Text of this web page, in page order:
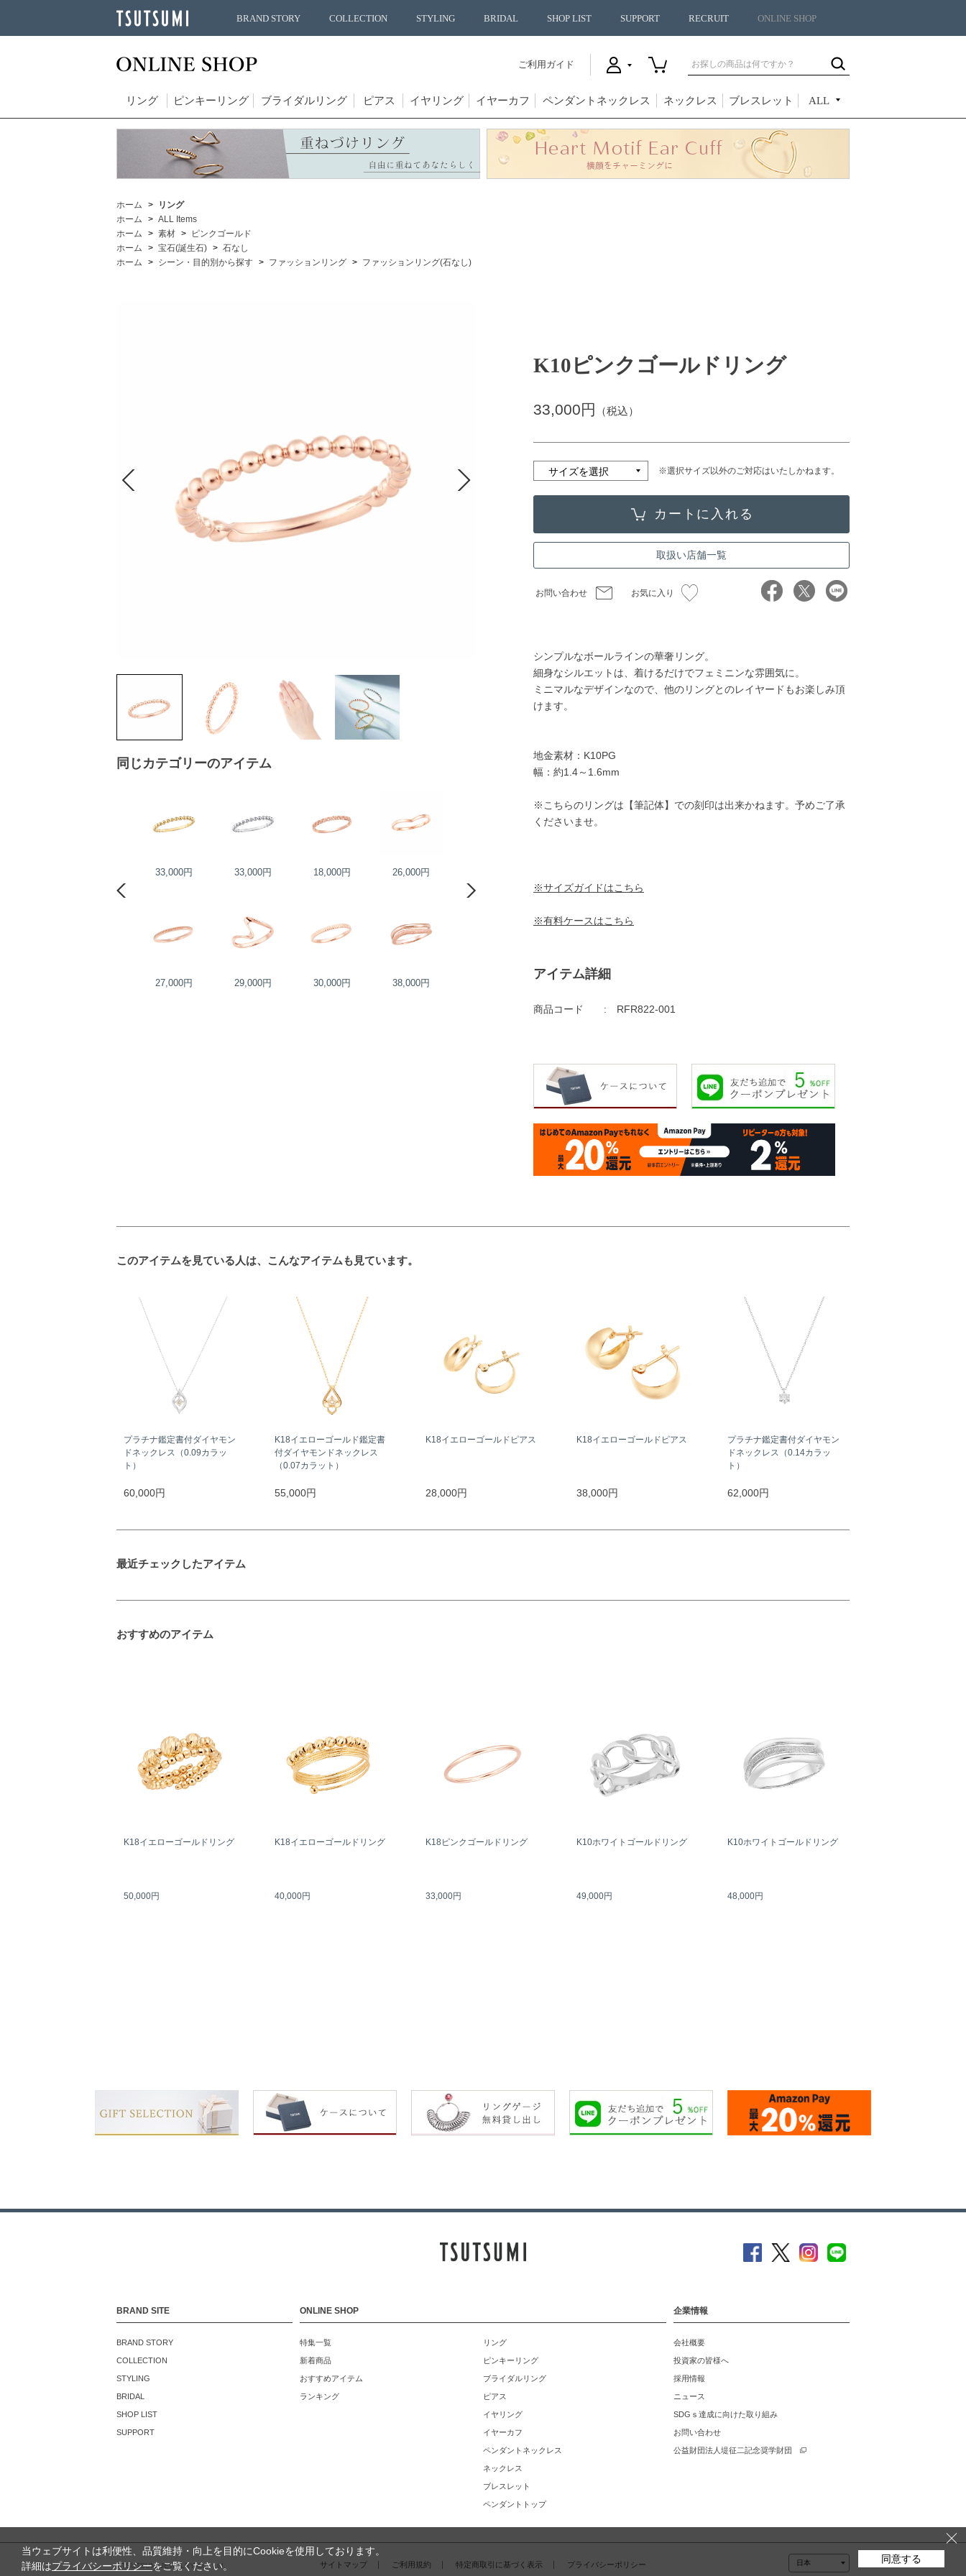
BRAND STORY COLLECTION STYLING BRIDAL SHOP LIST SUPPORT RECRUIT ONLINE SHOP
ご利用ガイド
リング ピンキーリング ブライダルリング ピアス イヤリング イヤーカフ ペンダントネックレス ネックレス ブレスレット ALL
ホーム
リング
ホーム
ALL Items
ホーム
素材
ピンクゴールド
ホーム
宝石(誕生石)
石なし
ホーム
シーン・目的別から探す ファッションリング ファッションリング(石なし)
同じカテゴリーのアイテム
33,000円 33,000円 18,000円 26,000円
27,000円 29,000円 30,000円 38,000円 18,000円
K10ピンクゴールドリング
33,000円 （税込）
※選択サイズ以外のご対応はいたしかねます。
取扱い店舗一覧
お問い合わせ お気に入り
シンプルなボールラインの華奢リング。
細身なシルエットは、着けるだけでフェミニンな雰囲気に。
ミニマルなデザインなので、他のリングとのレイヤードもお楽しみ頂
けます。
地金素材：K10PG
幅：約1.4～1.6mm
※こちらのリングは【筆記体】での刻印は出来かねます。予めご了承
くださいませ。
※サイズガイドはこちら
※有料ケースはこちら
アイテム詳細
商品コード RFR822-001
このアイテムを見ている人は、こんなアイテムも見ています。
プラチナ鑑定書付ダイヤモン
ドネックレス（0.09カラッ
ト）
60,000円
K18イエローゴールド鑑定書
付ダイヤモンドネックレス
（0.07カラット）
55,000円
K18イエローゴールドピアス
28,000円
K18イエローゴールドピアス
38,000円
プラチナ鑑定書付ダイヤモン
ドネックレス（0.14カラッ
ト）
62,000円
最近チェックしたアイテム
おすすめのアイテム
K18イエローゴールドリング
50,000円
K18イエローゴールドリング
40,000円
K18ピンクゴールドリング
33,000円
K10ホワイトゴールドリング
49,000円
K10ホワイトゴールドリング
48,000円
BRAND SITE
BRAND STORY
COLLECTION
STYLING
BRIDAL
SHOP LIST
SUPPORT
ONLINE SHOP
特集一覧
新着商品
おすすめアイテム
ランキング
リング
ピンキーリング
ブライダルリング
ピアス
イヤリング
イヤーカフ
ペンダントネックレス
ネックレス
ブレスレット
ペンダントトップ
企業情報
会社概要
投資家の皆様へ
採用情報
ニュース
SDGｓ達成に向けた取り組み
お問い合わせ
公益財団法人堤征二記念奨学財団
サイトマップ ご利用規約 特定商取引に基づく表示 プライバシーポリシー
©TSUTSUMI JEWELRY Co., Ltd.
当ウェブサイトは利便性、品質維持・向上を目的にCookieを使用しております。
詳細はプライバシーポリシーをご覧ください。
同意する